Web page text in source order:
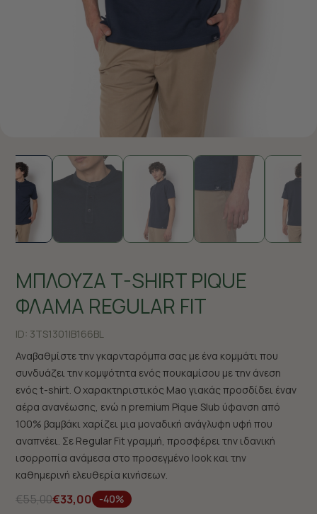
ΜΠΛΟΥΖΑ T-SHIRT PIQUE
ΦΛΑΜΑ REGULAR FIT
ID: 3TS1301|B166BL
Αναβαθμίστε την γκαρνταρόμπα σας με ένα κομμάτι που
συνδυάζει την κομψότητα ενός πουκαμίσου με την άνεση
ενός t-shirt. Ο χαρακτηριστικός Mao γιακάς προσδίδει έναν
αέρα ανανέωσης, ενώ η premium Pique Slub ύφανση από
100% βαμβάκι χαρίζει μια μοναδική ανάγλυφη υφή που
αναπνέει. Σε Regular Fit γραμμή, προσφέρει την ιδανική
ισορροπία ανάμεσα στο προσεγμένο look και την
καθημερινή ελευθερία κινήσεων.
€55,00€33,00 -40%